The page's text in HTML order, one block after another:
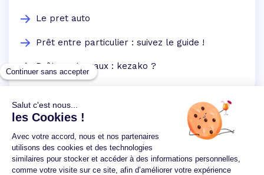
Le pret auto
Prêt entre particulier : suivez le guide !
Prêt eco travaux : kezako ?
Un crédit vous engage et doit être remboursé.
Vérifiez vos capacités de remboursement avant de
vous engager.